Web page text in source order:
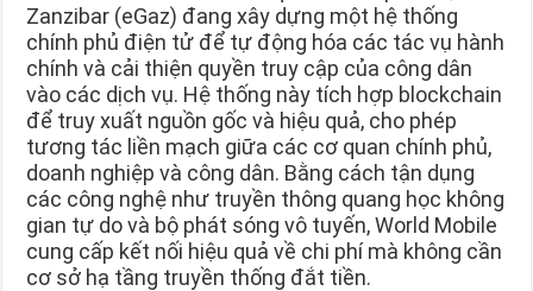
Zanzibar (eGaz) đang xây dựng một hệ thống
chính phủ điện tử để tự động hóa các tác vụ hành
chính và cải thiện quyền truy cập của công dân
vào các dịch vụ. Hệ thống này tích hợp blockchain
để truy xuất nguồn gốc và hiệu quả, cho phép
tương tác liền mạch giữa các cơ quan chính phủ,
doanh nghiệp và công dân. Bằng cách tận dụng
các công nghệ như truyền thông quang học không
gian tự do và bộ phát sóng vô tuyến, World Mobile
cung cấp kết nối hiệu quả về chi phí mà không cần
cơ sở hạ tầng truyền thống đắt tiền.